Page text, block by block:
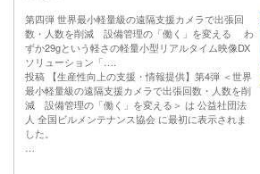
第四弾 世界最小軽量級の遠隔支援カメラで出張回
数・人数を削減 設備管理の「働く」を変える わ
ずか29gという軽さの軽量小型リアルタイム映像DX
ソリューション「….
投稿 【生産性向上の支援・情報提供】第4弾 ＜世界
最小軽量級の遠隔支援カメラで出張回数・人数を削
減 設備管理の「働く」を変える＞ は 公益社団法
人 全国ビルメンテナンス協会 に最初に表示されま
した。